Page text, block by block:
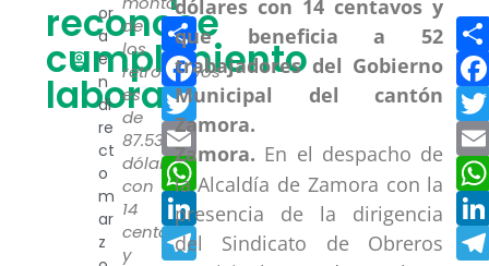
reconoce
cumplimiento
laboral
or
a
e
n
di
re
ct
o
m
ar
z
de
los
retroactivos
es
de
87.539
dólares
con
14
centavos
y
Compartir
Facebook
Twitter
Email
WhatsApp
LinkedIn
Telegram
Zamora. En el despacho de
la Alcaldía de Zamora con la
presencia de la dirigencia
del Sindicato de Obreros